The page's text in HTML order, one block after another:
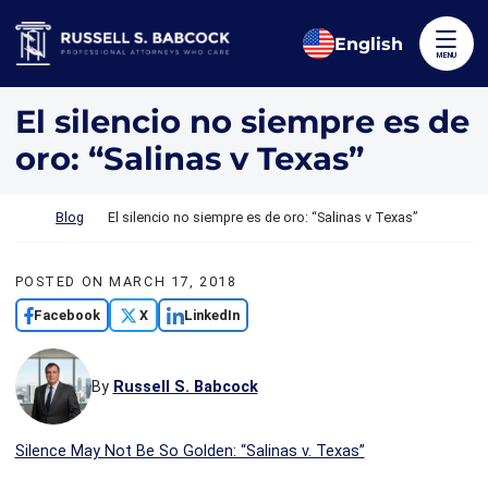
Return home
MENU
English
El silencio no siempre es de
oro: “Salinas v Texas”
Return home
Blog El silencio no siempre es de oro: “Salinas v Texas”
POSTED ONMARCH 17, 2018
Facebook X LinkedIn
By Russell S. Babcock
Silence May Not Be So Golden: “Salinas v. Texas”